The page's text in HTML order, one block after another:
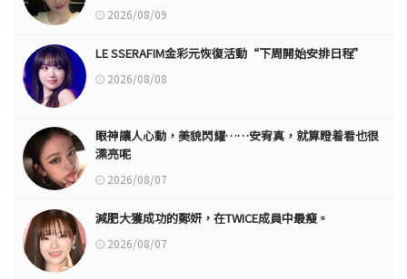
2026/08/09
LE SSERAFIM金彩元恢復活動“下周開始安排日程”
2026/08/08
眼神讓人心動，美貌閃耀……安宥真，就算瞪着看也很
漂亮呢
2026/08/07
減肥大獲成功的鄭妍，在TWICE成員中最瘦。
2026/08/07